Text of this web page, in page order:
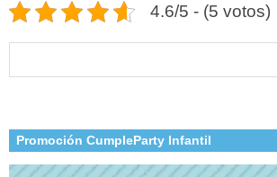
4.6/5 - (5 votos)
Promoción CumpleParty Infantil